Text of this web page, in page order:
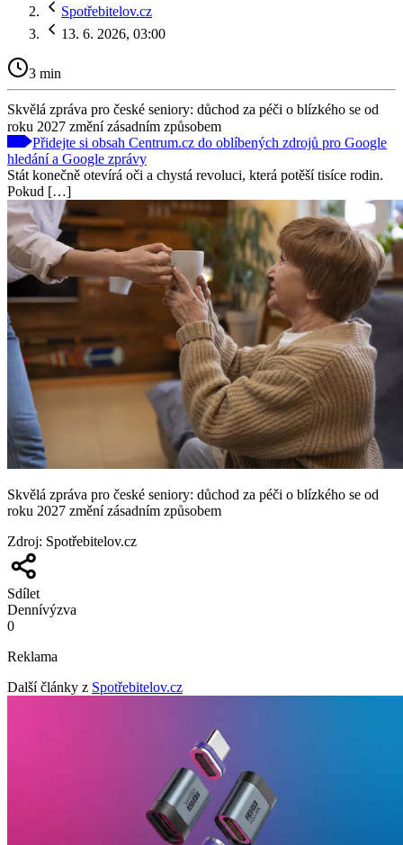
Spotřebitelov.cz
13. 6. 2026, 03:00
3 min
Skvělá zpráva pro české seniory: důchod za péči o blízkého se od
roku 2027 změní zásadním způsobem
Přidejte si obsah Centrum.cz do oblíbených zdrojů pro Google
hledání a Google zprávy
Stát konečně otevírá oči a chystá revoluci, která potěší tisíce rodin.
Pokud […]
Skvělá zpráva pro české seniory: důchod za péči o blízkého se od
roku 2027 změní zásadním způsobem
Zdroj: Spotřebitelov.cz
Sdílet
Dennívýzva
0
Reklama
Další články z Spotřebitelov.cz